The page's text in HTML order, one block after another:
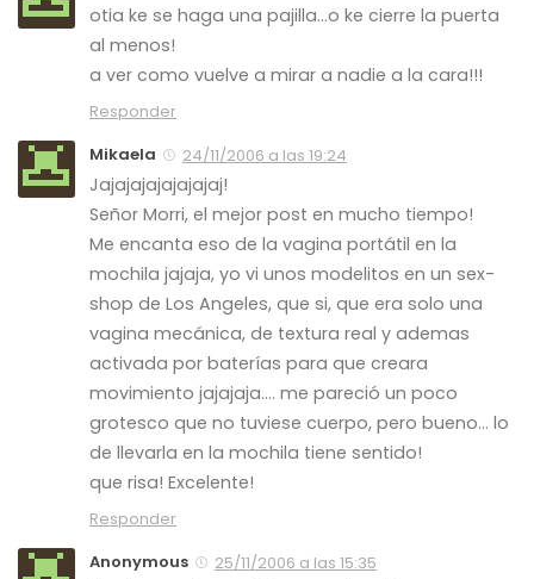
otia ke se haga una pajilla…o ke cierre la puerta
al menos!
a ver como vuelve a mirar a nadie a la cara!!!
Responder
Mikaela
24/11/2006 a las 19:24
Jajajajajajajajaj!
Señor Morri, el mejor post en mucho tiempo!
Me encanta eso de la vagina portátil en la
mochila jajaja, yo vi unos modelitos en un sex-
shop de Los Angeles, que si, que era solo una
vagina mecánica, de textura real y ademas
activada por baterías para que creara
movimiento jajajaja…. me pareció un poco
grotesco que no tuviese cuerpo, pero bueno… lo
de llevarla en la mochila tiene sentido!
que risa! Excelente!
Responder
Anonymous
25/11/2006 a las 15:35